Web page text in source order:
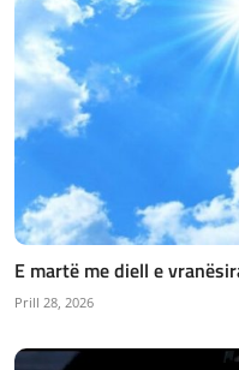
E martë me diell e
Prill 28, 2026